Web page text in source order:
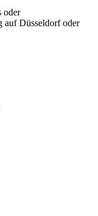
oder
auf Düsseldorf oder